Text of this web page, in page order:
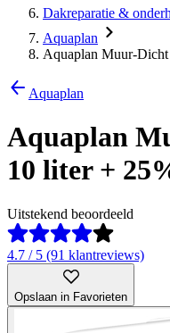
Dakreparatie &
Aquaplan
Aquaplan Muur-
Aquaplan
Aquaplan
10 liter +
Uitstekend beoordeeld
4.7 / 5 (91 klantreviews)
Opslaan in Favorieten